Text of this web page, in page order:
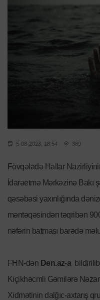
5-08-2023, 18:54 389
Fövqəladə Hallar
İdarəetmə Mərkəzinə Bakı
qəsəbəsi yaxınlığında
məntəqəsindən təqribən
nəfərin batması barədə
FHN-dən Den.az-abildirilib
Kiçikhəcmli Gəmilərə
Xidmətinin dalğıc-axtarış